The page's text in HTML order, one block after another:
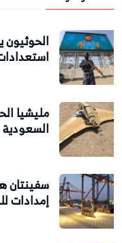
مليشيا
السعودية
سفينتان
إمدادات